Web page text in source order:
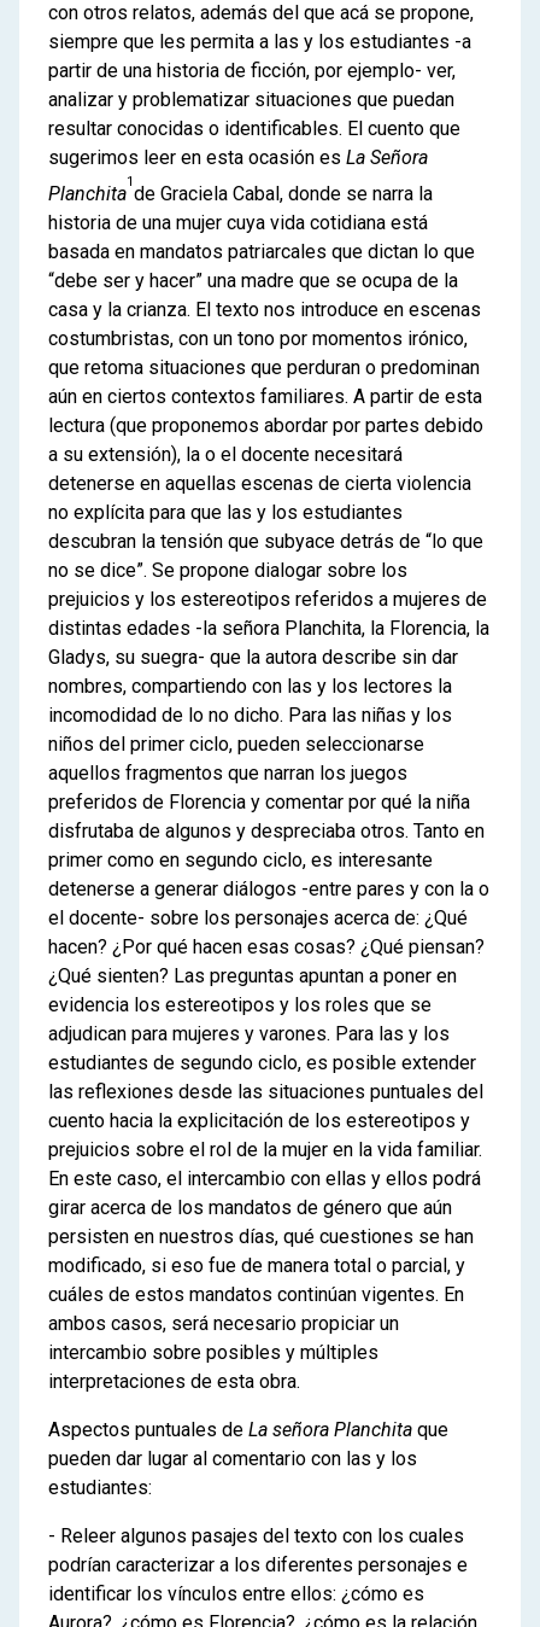
con otros relatos, además del que acá se propone,
siempre que les permita a las y los estudiantes -a
partir de una historia de ficción, por ejemplo- ver,
analizar y problematizar situaciones que puedan
resultar conocidas o identificables. El cuento que
sugerimos leer en esta ocasión es La Señora
Planchita
1
de Graciela Cabal, donde se narra la
historia de una mujer cuya vida cotidiana está
basada en mandatos patriarcales que dictan lo que
“debe ser y hacer” una madre que se ocupa de la
casa y la crianza. El texto nos introduce en escenas
costumbristas, con un tono por momentos irónico,
que retoma situaciones que perduran o predominan
aún en ciertos contextos familiares. A partir de esta
lectura (que proponemos abordar por partes debido
a su extensión), la o el docente necesitará
detenerse en aquellas escenas de cierta violencia
no explícita para que las y los estudiantes
descubran la tensión que subyace detrás de “lo que
no se dice”. Se propone dialogar sobre los
prejuicios y los estereotipos referidos a mujeres de
distintas edades -la señora Planchita, la Florencia, la
Gladys, su suegra- que la autora describe sin dar
nombres, compartiendo con las y los lectores la
incomodidad de lo no dicho. Para las niñas y los
niños del primer ciclo, pueden seleccionarse
aquellos fragmentos que narran los juegos
preferidos de Florencia y comentar por qué la niña
disfrutaba de algunos y despreciaba otros. Tanto en
primer como en segundo ciclo, es interesante
detenerse a generar diálogos -entre pares y con la o
el docente- sobre los personajes acerca de: ¿Qué
hacen? ¿Por qué hacen esas cosas? ¿Qué piensan?
¿Qué sienten? Las preguntas apuntan a poner en
evidencia los estereotipos y los roles que se
adjudican para mujeres y varones. Para las y los
estudiantes de segundo ciclo, es posible extender
las reflexiones desde las situaciones puntuales del
cuento hacia la explicitación de los estereotipos y
prejuicios sobre el rol de la mujer en la vida familiar.
En este caso, el intercambio con ellas y ellos podrá
girar acerca de los mandatos de género que aún
persisten en nuestros días, qué cuestiones se han
modificado, si eso fue de manera total o parcial, y
cuáles de estos mandatos continúan vigentes. En
ambos casos, será necesario propiciar un
intercambio sobre posibles y múltiples
interpretaciones de esta obra.
Aspectos puntuales de La señora Planchita que
pueden dar lugar al comentario con las y los
estudiantes:
- Releer algunos pasajes del texto con los cuales
podrían caracterizar a los diferentes personajes e
identificar los vínculos entre ellos: ¿cómo es